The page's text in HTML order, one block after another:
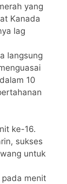
yang
Kanada
lag
langsung
10
ke-16.
sukses
untuk
pada menit